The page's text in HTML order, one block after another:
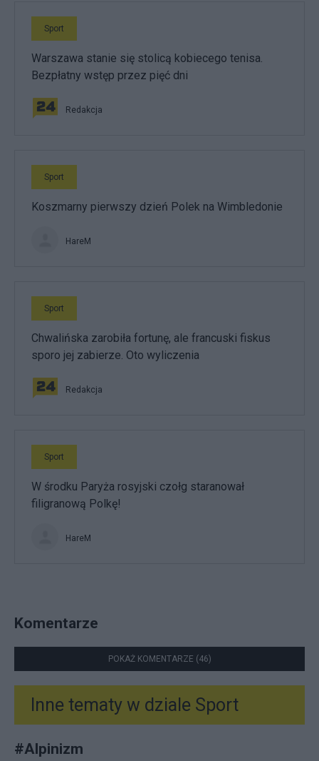
Sport
Warszawa stanie się stolicą kobiecego tenisa.
Bezpłatny wstęp przez pięć dni
Redakcja
Sport
Koszmarny pierwszy dzień Polek na Wimbledonie
HareM
Sport
Chwalińska zarobiła fortunę, ale francuski fiskus
sporo jej zabierze. Oto wyliczenia
Redakcja
Sport
W środku Paryża rosyjski czołg staranował
filigranową Polkę!
HareM
Komentarze
POKAŻ KOMENTARZE (46)
Inne tematy w dziale Sport
#Alpinizm